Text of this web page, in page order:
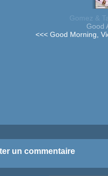
Gomez &
Good
<<< Good Morning,
un commentaire